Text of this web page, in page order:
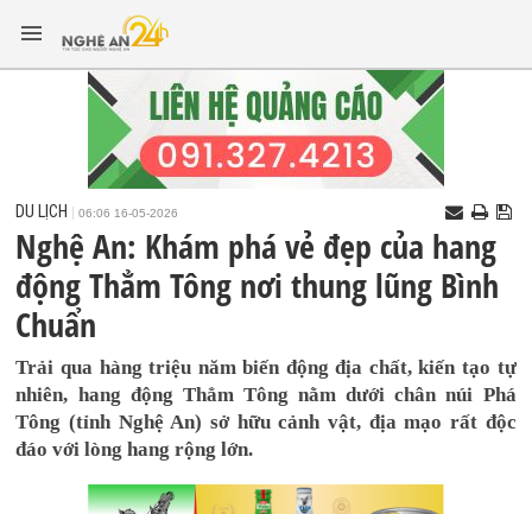
DU LỊCH 06:06 16-05-2026
Nghệ An: Khám phá vẻ đẹp của hang
động Thẳm Tông nơi thung lũng Bình
Chuẩn
Trải qua hàng triệu năm biến động địa chất, kiến tạo tự
nhiên, hang động Thẳm Tông nằm dưới chân núi Phá
Tông (tỉnh Nghệ An) sở hữu cảnh vật, địa mạo rất độc
đáo với lòng hang rộng lớn.